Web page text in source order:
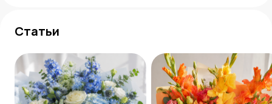
Статьи